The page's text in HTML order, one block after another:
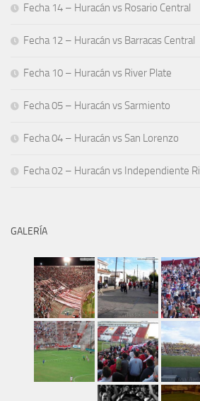
Fecha 14 – Huracán vs Rosario Central
Fecha 12 – Huracán vs Barracas Central
Fecha 10 – Huracán vs River Plate
Fecha 05 – Huracán vs Sarmiento
Fecha 04 – Huracán vs San Lorenzo
Fecha 02 – Huracán vs Independiente
GALERÍA